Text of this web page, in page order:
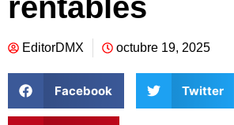
rentables
EditorDMX octubre 19, 2025
Facebook Twitter